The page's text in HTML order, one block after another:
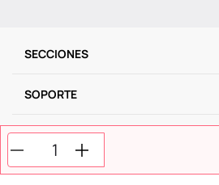
SECCIONES
SOPORTE
SERVICIOS
NOSOTROS